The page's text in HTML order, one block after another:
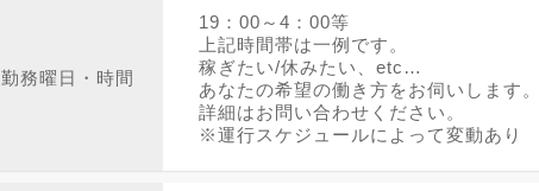
勤務曜日・時間
19：00～4：00等
上記時間帯は一例です。
稼ぎたい/休みたい、etc…
あなたの希望の働き方をお伺いします。
詳細はお問い合わせください。
※運行スケジュールによって変動あり